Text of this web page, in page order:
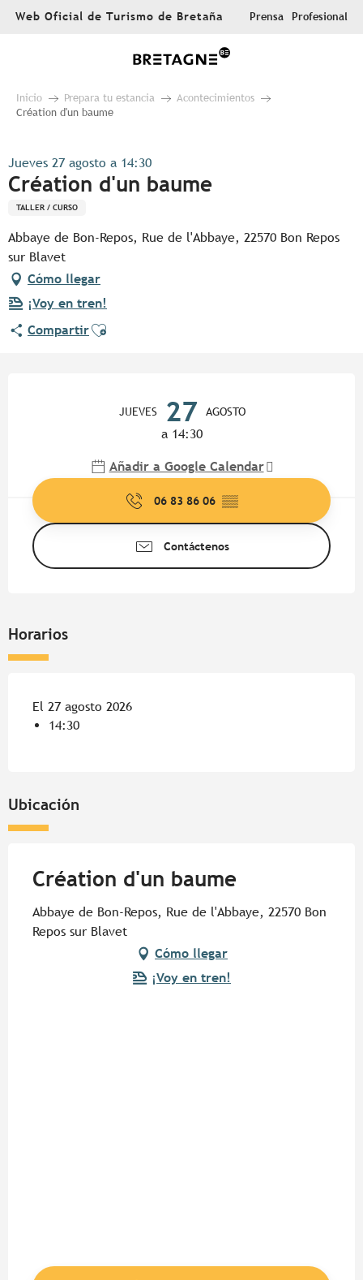
AllerWeb Oficial de Turismo de Bretaña Prensa Profesional
Inicio Prepara tu estancia
Acontecimientos
Création d'un baume
Jueves 27 agosto a 14:30
Création d'un baume
TALLER / CURSO
Abbaye de Bon-Repos, Rue de l'Abbaye, 22570 Bon Repos
sur Blavet
Cómo llegar
¡Voy en tren!
CompartirAjouter aux favoris
JUEVES 27 AGOSTO
a 14:30
Añadir a Google Calendar
06 83 86 06 ▒▒
Contáctenos
Horarios
El 27 agosto 2026
14:30
Ubicación
Création d'un baume
Abbaye de Bon-Repos, Rue de l'Abbaye, 22570 Bon
Repos sur Blavet
Cómo llegar
¡Voy en tren!